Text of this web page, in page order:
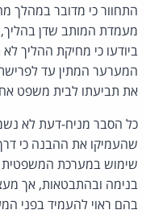
התחוור כי מדובר
מעמדת המותב שדן
ביודעו כי מחיקת ההליך
המערער המתין עד
את תביעתו לבית משפט
כל הסבר מניח-דעת לא
שהעמיקו את ההבנה כי
שימוש במערכת המשפטית
בנימה ובהתבטאות, אך
בהם ראוי להעמיד בפני